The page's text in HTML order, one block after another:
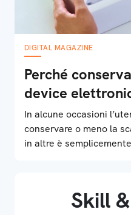
DIGITAL MAGAZINE
Perché
device
In alcune occasioni
conservare o meno la
in altre è
Skill